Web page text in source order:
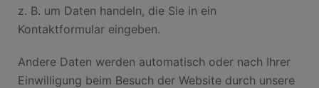
z. B. um Daten handeln, die Sie in ein
Kontaktformular eingeben.
Andere Daten werden automatisch oder nach Ihrer
Einwilligung beim Besuch der Website durch unsere